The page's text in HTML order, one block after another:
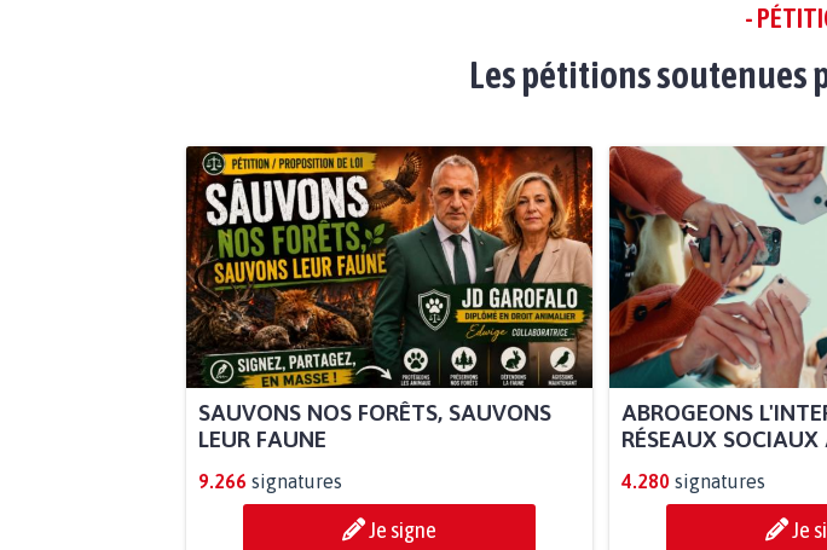
-
Les pétitions
SAUVONS NOS FORÊTS, SAUVONS
LEUR FAUNE
9.266 signatures
Je signe
ABROGEONS
RÉSEAUX SOCIAUX
4.280 signatures
Je